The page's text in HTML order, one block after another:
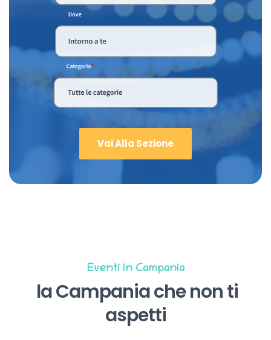
Vai Alla Sezione
Eventi in Campania
la Campania che non ti
aspetti